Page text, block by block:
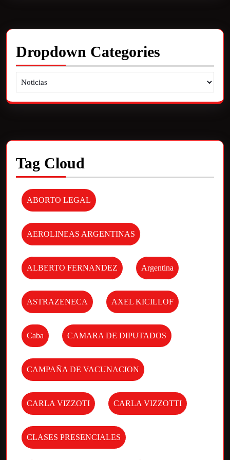
Dropdown Categories
Tag Cloud
ABORTO LEGAL
AEROLINEAS ARGENTINAS
ALBERTO FERNANDEZ Argentina
ASTRAZENECA AXEL KICILLOF
Caba CAMARA DE DIPUTADOS
CAMPAÑA DE VACUNACION
CARLA VIZZOTI CARLA VIZZOTTI
CLASES PRESENCIALES